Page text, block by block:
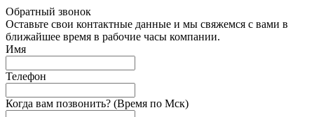
Обратный звонок
Оставьте свои контактные данные и мы свяжемся с вами в
ближайшее время в рабочие часы компании.
Имя
Телефон
Когда вам позвонить? (Время по Мск)